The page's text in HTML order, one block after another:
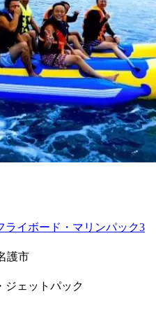
ライボード・マリンパック3
護市
ジェットパック